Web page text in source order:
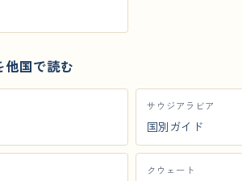
他国で読む
サウジアラビア
国別ガイド
クウェート